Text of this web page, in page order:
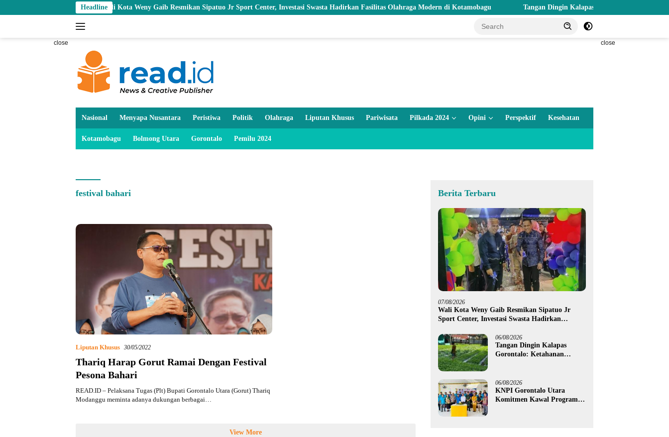
to
Headline
Wali Kota Weny Gaib Resmikan Sipatuo Jr Sport Center, Investasi Swasta Hadirkan Fasilitas Olahraga Modern di Kotamobagu Tangan Dingin Kalapas Gorontalo: Ketahanan Pangan
close close
Nasional Menyapa Nusantara Peristiwa Politik Olahraga Liputan Khusus Pariwisata Pilkada 2024 Opini Perspektif Kesehatan
Kotamobagu Bolmong Utara Gorontalo Pemilu 2024
festival bahari
Liputan Khusus 30/05/2022
Thariq Harap Gorut Ramai Dengan Festival
Pesona Bahari
READ.ID – Pelaksana Tugas (Plt) Bupati Gorontalo Utara (Gorut) Thariq
Modanggu meminta adanya dukungan berbagai…
View More
Berita Terbaru
07/08/2026
Wali Kota Weny Gaib Resmikan Sipatuo Jr
Sport Center, Investasi Swasta Hadirkan
06/08/2026
Tangan Dingin Kalapas
Gorontalo: Ketahanan
06/08/2026
KNPI Gorontalo Utara
Komitmen Kawal Program